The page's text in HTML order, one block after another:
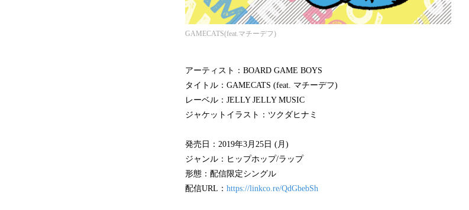
GAMECATS(feat.マチーデフ)
アーティスト：BOARD GAME BOYS
タイトル：GAMECATS (feat. マチーデフ)
レーベル：JELLY JELLY MUSIC
ジャケットイラスト：ツクダヒナミ
発売日：2019年3月25日 (月)
ジャンル：ヒップホップ/ラップ
形態：配信限定シングル
配信URL： https://linkco.re/QdGbebSh